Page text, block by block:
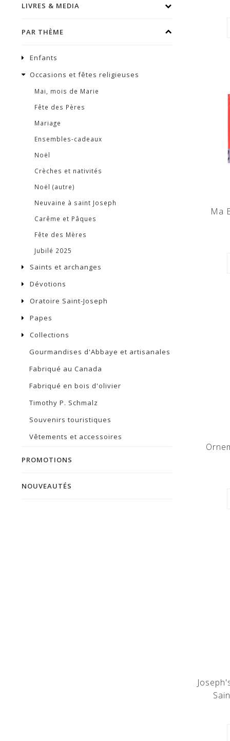
LIVRES & MEDIA
PAR THÈME
Enfants
Occasions et fêtes religieuses
Mai, mois de Marie
Fête des Pères
Mariage
Ensembles-cadeaux
Noël
Crèches et nativités
Noël (autre)
Neuvaine à saint Joseph
Carême et Pâques
Fête des Mères
Jubilé 2025
Saints et archanges
Dévotions
Oratoire Saint-Joseph
Papes
Collections
Gourmandises d'Abbaye et artisanales
Fabriqué au Canada
Fabriqué en bois d'olivier
Timothy P. Schmalz
Souvenirs touristiques
Vêtements et accessoires
PROMOTIONS
NOUVEAUTÉS
Ma